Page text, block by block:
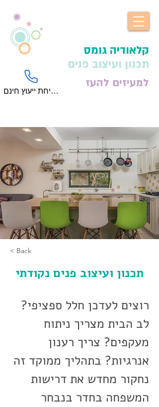
​קלאודיה גומס
תכנון ועיצוב פנים
למעיזים להעז
לשיחת ייעוץ חינם
< Back
תכנון ועיצוב פנים נקודתי
רוצים לעדכן חלל ספציפי?
לב הבית מצריך ניתוח
מעקפים? צריך רענון
אנרגיות? בתהליך ממוקד זה
נחקור מחדש את דרישות
המשפחה בחדר בנבחר